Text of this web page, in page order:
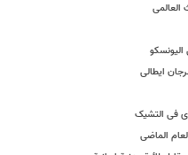
العالمی
ایطالی
فی التشیک
الماضی